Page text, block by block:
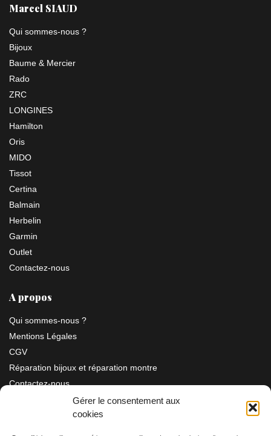
Gérer le consentement aux
cookies
Marcel SIAUD
Qui sommes-nous ?
Bijoux
Baume & Mercier
Rado
ZRC
LONGINES
Hamilton
Oris
MIDO
Tissot
Certina
Balmain
Herbelin
Garmin
Outlet
Contactez-nous
A propos
Qui sommes-nous ?
Mentions Légales
CGV
Réparation bijoux et réparation montre
Contactez-nous